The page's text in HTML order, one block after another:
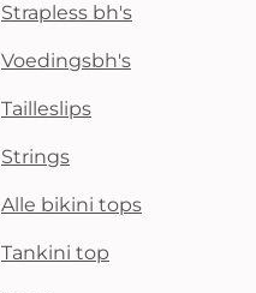
Strapless bh's
Voedingsbh's
Tailleslips
Strings
Alle bikini tops
Tankini top